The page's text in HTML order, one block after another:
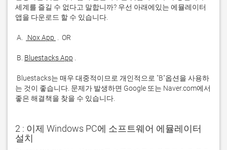
세계를 즐길 수 없다고 말합니까? 우선 아래에있는 에뮬레이터
A. Nox App
B. Bluestacks App
는 것이 좋습니다. 문제가 발생하면 Google 또는 Naver.com에서
좋은 해결책을 찾을 수 있습니다.
2 : 이제 Windows PC에 소프트웨어 에뮬레이터
설치